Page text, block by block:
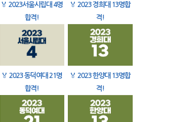
🏅 2023서울시립대 4명
합격!
🏅 2023 경희대 13명합
격!
🏅 2023 동덕여대 21명
합격!
🏅 2023 한양대 13명합
격!